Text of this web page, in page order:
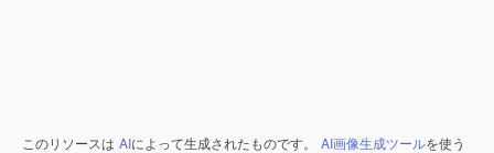
このリソースは AIによって生成されたものです。 AI画像生成ツールを使う